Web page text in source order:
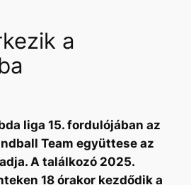
a
liga 15. fordulójában az
Team együttese az
A találkozó 2025.
18 órakor kezdődik a